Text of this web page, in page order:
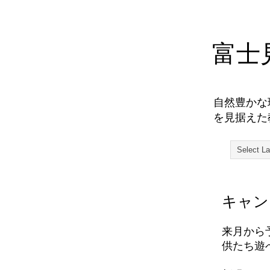
富士
自然豊か
を見据え
キャ
来月から
供たち遊